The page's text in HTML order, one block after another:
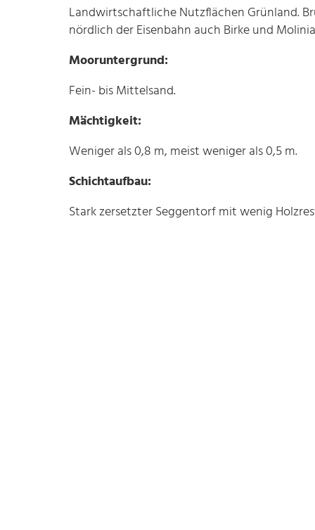
Landwirtschaftliche Nutzflächen Grünland.
nördlich der Eisenbahn auch Birke und
Mooruntergrund:
Fein- bis Mittelsand.
Mächtigkeit:
Weniger als 0,8 m, meist weniger als 0,5 m.
Schichtaufbau:
Stark zersetzter Seggentorf mit wenig